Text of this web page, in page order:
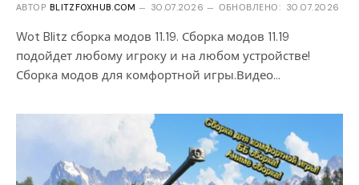
АВТОР BLITZFOXHUB.COM 30.07.2026 ОБНОВЛЕНО: 30.07.2026
Wot Blitz сборка модов 11.19. Сборка модов 11.19
подойдет любому игроку и на любом устройстве!
Сборка модов для комфортной игры.Видео…